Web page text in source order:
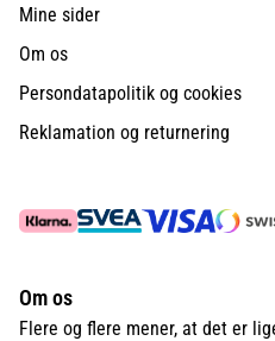
Mine sider
Om os
Persondatapolitik og cookies
Reklamation og returnering
Om os
Flere og flere mener, at det er